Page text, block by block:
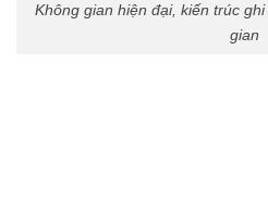
Không gian hiện đại, kiến trúc
gian